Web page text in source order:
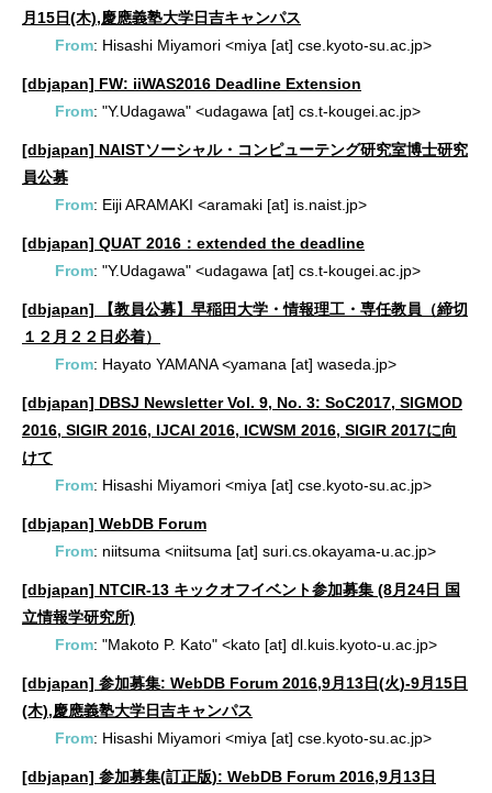
月15日(木),慶應義塾大学日吉キャンパス
From: Hisashi Miyamori <miya [at] cse.kyoto-su.ac.jp>
[dbjapan] FW: iiWAS2016 Deadline Extension
From: "Y.Udagawa" <udagawa [at] cs.t-kougei.ac.jp>
[dbjapan] NAISTソーシャル・コンピューテング研究室博士研究
員公募
From: Eiji ARAMAKI <aramaki [at] is.naist.jp>
[dbjapan] QUAT 2016：extended the deadline
From: "Y.Udagawa" <udagawa [at] cs.t-kougei.ac.jp>
[dbjapan] 【教員公募】早稲田大学・情報理工・専任教員（締切
１２月２２日必着）
From: Hayato YAMANA <yamana [at] waseda.jp>
[dbjapan] DBSJ Newsletter Vol. 9, No. 3: SoC2017, SIGMOD
2016, SIGIR 2016, IJCAI 2016, ICWSM 2016, SIGIR 2017に向
けて
From: Hisashi Miyamori <miya [at] cse.kyoto-su.ac.jp>
[dbjapan] WebDB Forum
From: niitsuma <niitsuma [at] suri.cs.okayama-u.ac.jp>
[dbjapan] NTCIR-13 キックオフイベント参加募集 (8月24日 国
立情報学研究所)
From: "Makoto P. Kato" <kato [at] dl.kuis.kyoto-u.ac.jp>
[dbjapan] 参加募集: WebDB Forum 2016,9月13日(火)-9月15日
(木),慶應義塾大学日吉キャンパス
From: Hisashi Miyamori <miya [at] cse.kyoto-su.ac.jp>
[dbjapan] 参加募集(訂正版): WebDB Forum 2016,9月13日